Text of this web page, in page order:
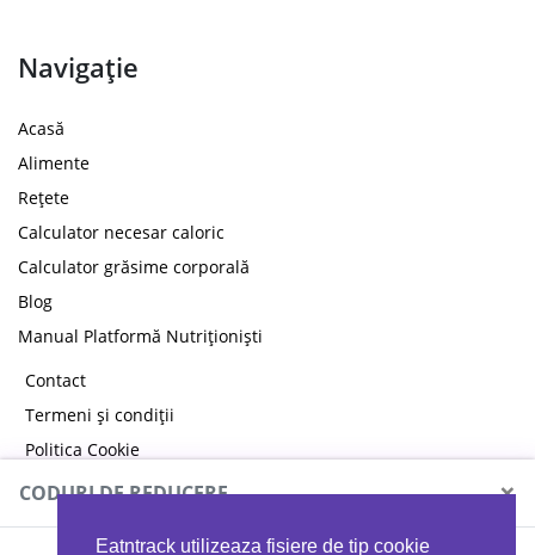
Eatntrack utilizeaza fisiere de tip cookie
Navigație
Acasă
Alimente
Rețete
Calculator necesar caloric
Calculator grăsime corporală
Blog
Manual Platformă Nutriționiști
Contact
Termeni și condiții
Politica Cookie
Politica de confidențialitate
CODURI DE REDUCERE ×